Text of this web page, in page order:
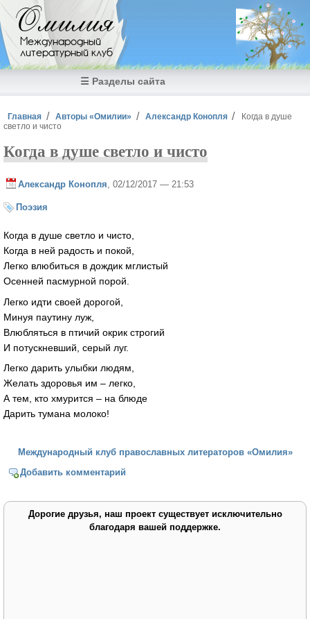
Перейти к основному содержанию
Омилия
Международный
литературный клуб
☰ Разделы сайта
Вы здесь
Главная Авторы «Омилии» Александр Конопля
Когда в душе
светло и чисто
Когда в душе светло и чисто
Александр Конопля , 02/12/2017 — 21:53
Поэзия
Когда в душе светло и чисто,
Когда в ней радость и покой,
Легко влюбиться в дождик мглистый
Осенней пасмурной порой.
Легко идти своей дорогой,
Минуя паутину луж,
Влюбляться в птичий окрик строгий
И потускневший, серый луг.
Легко дарить улыбки людям,
Желать здоровья им – легко,
А тем, кто хмурится – на блюде
Дарить тумана молоко!
Международный клуб православных литераторов «Омилия»
Добавить комментарий
Дорогие друзья, наш проект существует исключительно
благодаря вашей поддержке.